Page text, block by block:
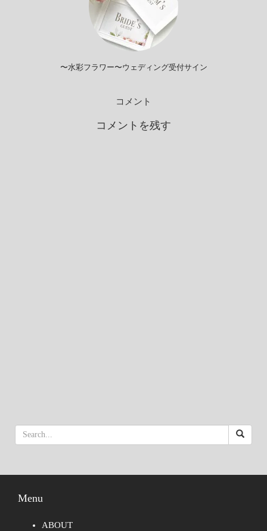
〜水彩フラワー〜ウェディング受付サイン
コメント
コメントを残す
Menu
ABOUT